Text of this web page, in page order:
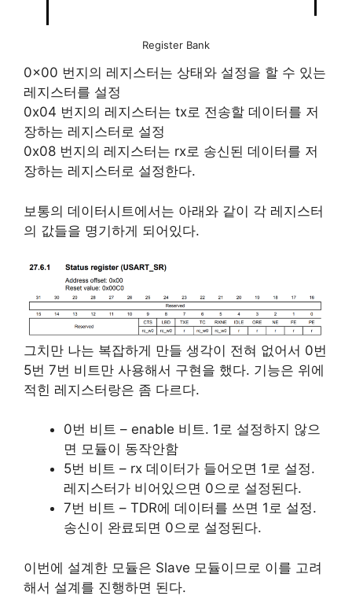
Register Bank
0x00 번지의 레지스터는 상태와 설정을 할 수 있는
레지스터를 설정
0x04 번지의 레지스터는 tx로 전송할 데이터를 저
장하는 레지스터로 설정
0x08 번지의 레지스터는 rx로 송신된 데이터를 저
장하는 레지스터로 설정한다.
보통의 데이터시트에서는 아래와 같이 각 레지스터
의 값들을 명기하게 되어있다.
그치만 나는 복잡하게 만들 생각이 전혀 없어서 0번
5번 7번 비트만 사용해서 구현을 했다. 기능은 위에
적힌 레지스터랑은 좀 다르다.
0번 비트 – enable 비트. 1로 설정하지 않으
면 모듈이 동작안함
5번 비트 – rx 데이터가 들어오면 1로 설정.
레지스터가 비어있으면 0으로 설정된다.
7번 비트 – TDR에 데이터를 쓰면 1로 설정.
송신이 완료되면 0으로 설정된다.
이번에 설계한 모듈은 Slave 모듈이므로 이를 고려
해서 설계를 진행하면 된다.